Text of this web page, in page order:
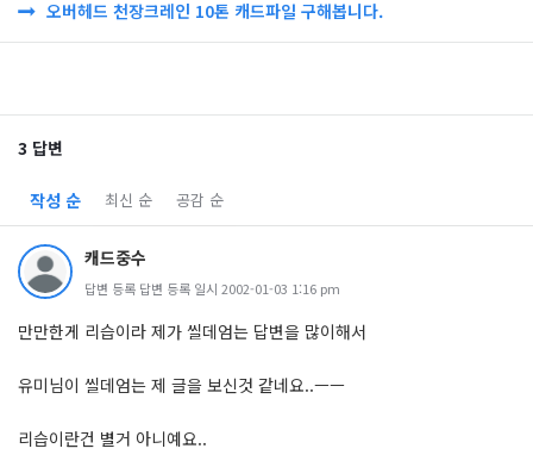
오버헤드 천장크레인 10톤 캐드파일 구해봅니다.
3 답변
작성 순 최신 순 공감 순
캐드중수
답변 등록 답변 등록 일시 2002-01-03 1:16 pm
만만한게 리습이라 제가 씰데엄는 답변을 많이해서
유미님이 씰데엄는 제 글을 보신것 같네요..ㅡㅡ
리습이란건 별거 아니예요..